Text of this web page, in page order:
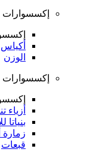
إكسسوارات
أكياس
الوزن
إكسسوارات
أزياء
بنياتا
قبعات